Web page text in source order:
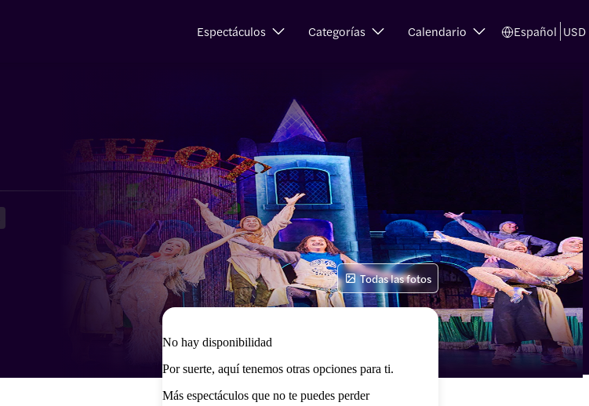
Espectáculos Categorías Calendario Español USD
Todas las fotos
No hay disponibilidad
Por suerte, aquí tenemos otras opciones para ti.
Más espectáculos que no te puedes perder